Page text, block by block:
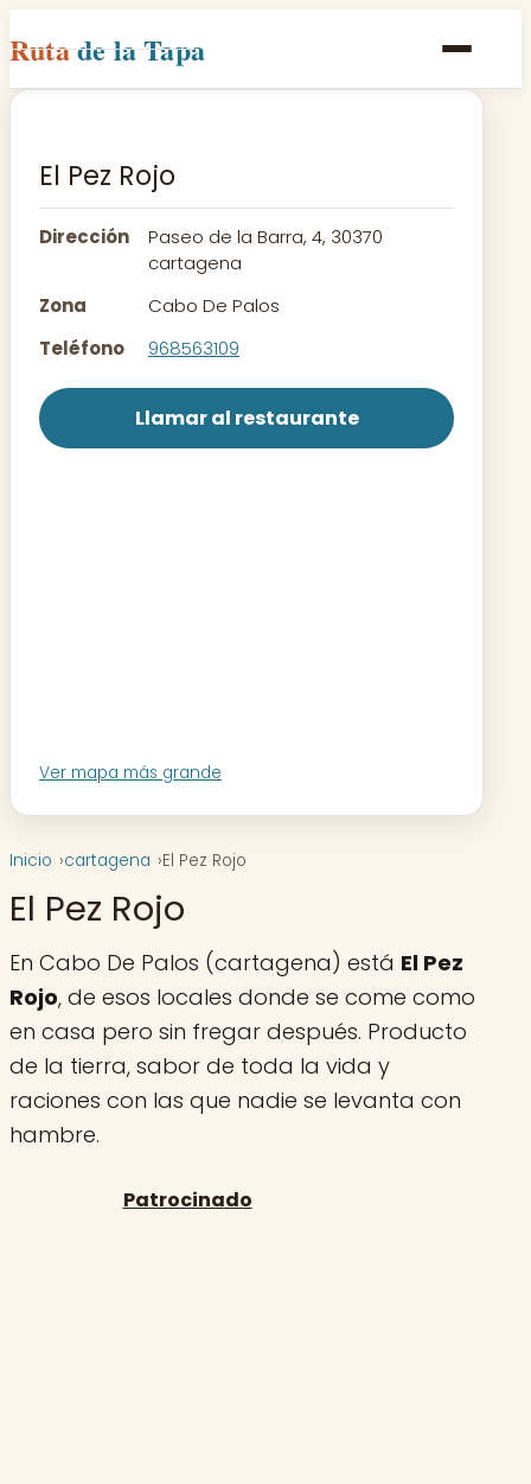
Rutade la Tapa
Inicio
Rutas
Contacto
El Pez Rojo
Dirección
Paseo de la Barra, 4, 30370
cartagena
Zona
Cabo De Palos
Teléfono
968563109
Llamar al restaurante
Ver mapa más grande
Inicio cartagena El Pez Rojo
El Pez Rojo
En Cabo De Palos (cartagena) está El Pez
Rojo, de esos locales donde se come como
en casa pero sin fregar después. Producto
de la tierra, sabor de toda la vida y
raciones con las que nadie se levanta con
hambre.